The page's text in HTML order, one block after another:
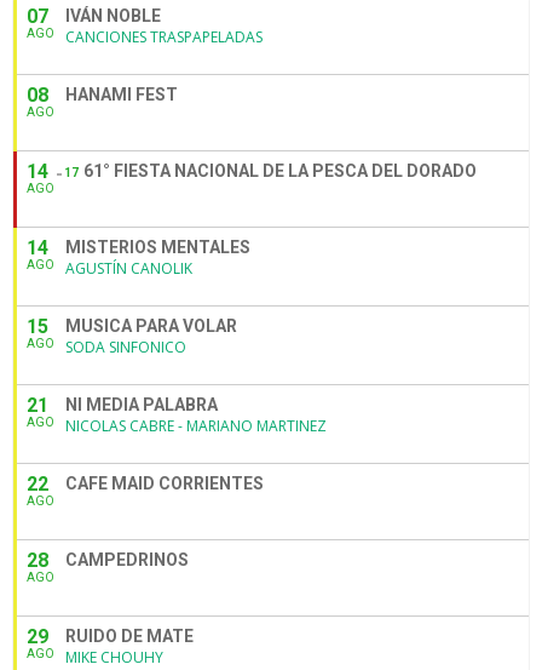
07
AGO
IVÁN NOBLE
CANCIONES TRASPAPELADAS
08
AGO
HANAMI FEST
14
AGO
17 61° FIESTA NACIONAL DE LA PESCA DEL DORADO
14
AGO
MISTERIOS MENTALES
AGUSTÍN CANOLIK
15
AGO
MUSICA PARA VOLAR
SODA SINFONICO
21
AGO
NI MEDIA PALABRA
NICOLAS CABRE - MARIANO MARTINEZ
22
AGO
CAFE MAID CORRIENTES
28
AGO
CAMPEDRINOS
29
AGO
RUIDO DE MATE
MIKE CHOUHY